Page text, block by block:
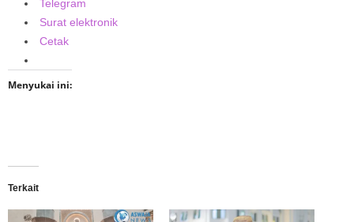
Telegram
Surat elektronik
Cetak
Menyukai ini:
Terkait